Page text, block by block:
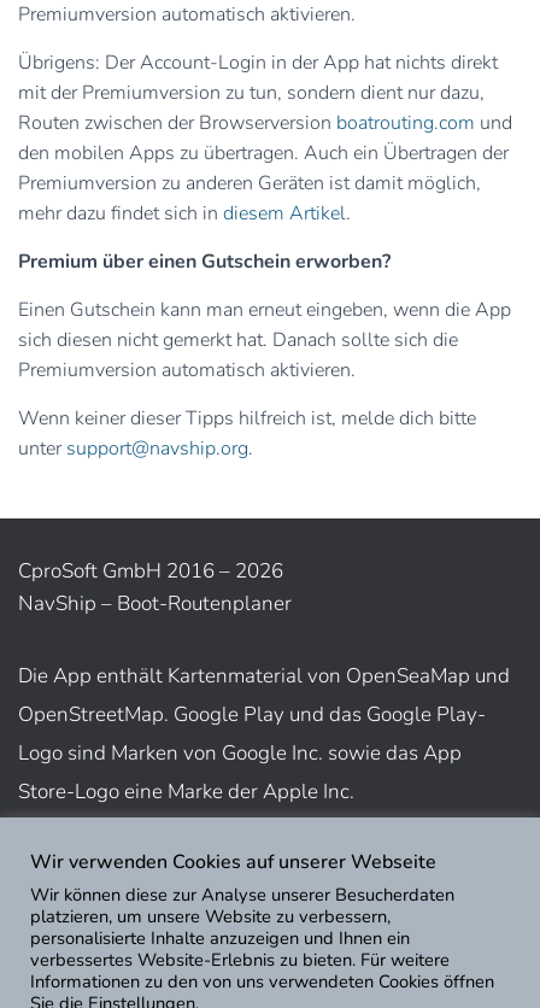
Premiumversion automatisch aktivieren.
Übrigens: Der Account-Login in der App hat nichts direkt
mit der Premiumversion zu tun, sondern dient nur dazu,
Routen zwischen der Browserversion boatrouting.com und
den mobilen Apps zu übertragen. Auch ein Übertragen der
Premiumversion zu anderen Geräten ist damit möglich,
mehr dazu findet sich in diesem Artikel.
Premium über einen Gutschein erworben?
Einen Gutschein kann man erneut eingeben, wenn die App
sich diesen nicht gemerkt hat. Danach sollte sich die
Premiumversion automatisch aktivieren.
Wenn keiner dieser Tipps hilfreich ist, melde dich bitte
untersupport@navship.org.
CproSoft GmbH 2016 – 2026
NavShip – Boot-Routenplaner
Die App enthält Kartenmaterial von OpenSeaMap und
OpenStreetMap. Google Play und das Google Play-
Logo sind Marken von Google Inc. sowie das App
Store-Logo eine Marke der Apple Inc.
Nutzungsbedingungen
Impressum
Datenschutz
Wir verwenden Cookies auf unserer Webseite
Wir können diese zur Analyse unserer Besucherdaten
platzieren, um unsere Website zu verbessern,
personalisierte Inhalte anzuzeigen und Ihnen ein
verbessertes Website-Erlebnis zu bieten. Für weitere
Informationen zu den von uns verwendeten Cookies öffnen
Sie die Einstellungen.